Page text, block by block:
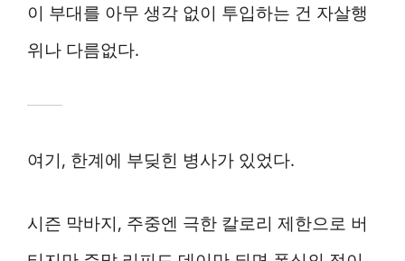
이 부대를 아무 생각 없이 투입하는 건 자살행
위나 다름없다.
여기, 한계에 부딪힌 병사가 있었다.
시즌 막바지, 주중엔 극한 칼로리 제한으로 버